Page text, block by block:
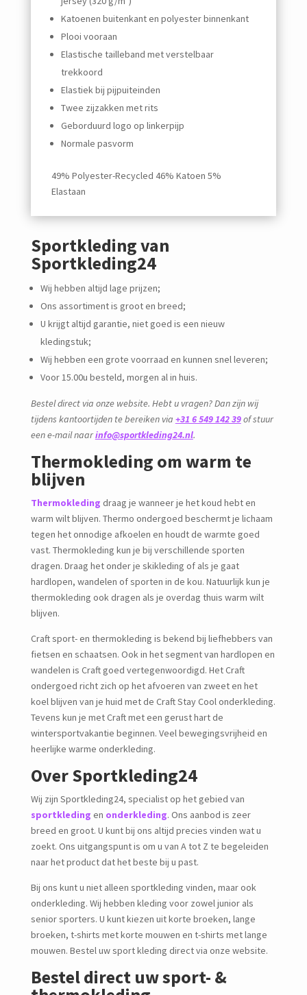
Katoenen buitenkant en polyester binnenkant
Plooi vooraan
Elastische tailleband met verstelbaar
trekkoord
Elastiek bij pijpuiteinden
Twee zijzakken met rits
Geborduurd logo op linkerpijp
Normale pasvorm
49% Polyester-Recycled 46% Katoen 5%
Elastaan
Sportkleding van
Sportkleding24
Wij hebben altijd lage prijzen;
Ons assortiment is groot en breed;
U krijgt altijd garantie, niet goed is een nieuw
kledingstuk;
Wij hebben een grote voorraad en kunnen snel leveren;
Voor 15.00u besteld, morgen al in huis.
Bestel direct via onze website. Hebt u vragen? Dan zijn wij
tijdens kantoortijden te bereiken via +31 6 549 142 39of stuur
een e-mail naarinfo@sportkleding24.nl.
Thermokleding om warm te
blijven
Thermokleding draag je wanneer je het koud hebt en
warm wilt blijven. Thermo ondergoed beschermt je lichaam
tegen het onnodige afkoelen en houdt de warmte goed
vast. Thermokleding kun je bij verschillende sporten
dragen. Draag het onder je skikleding of als je gaat
hardlopen, wandelen of sporten in de kou. Natuurlijk kun je
thermokleding ook dragen als je overdag thuis warm wilt
blijven.
Craft sport- en thermokleding is bekend bij liefhebbers van
fietsen en schaatsen. Ook in het segment van hardlopen en
wandelen is Craft goed vertegenwoordigd. Het Craft
ondergoed richt zich op het afvoeren van zweet en het
koel blijven van je huid met de Craft Stay Cool onderkleding.
Tevens kun je met Craft met een gerust hart de
wintersportvakantie beginnen. Veel bewegingsvrijheid en
heerlijke warme onderkleding.
Over Sportkleding24
Wij zijn Sportkleding24, specialist op het gebied van
sportkleding en onderkleding. Ons aanbod is zeer
breed en groot. U kunt bij ons altijd precies vinden wat u
zoekt. Ons uitgangspunt is om u van A tot Z te begeleiden
naar het product dat het beste bij u past.
Bij ons kunt u niet alleen sportkleding vinden, maar ook
onderkleding. Wij hebben kleding voor zowel junior als
senior sporters. U kunt kiezen uit korte broeken, lange
broeken, t-shirts met korte mouwen en t-shirts met lange
mouwen. Bestel uw sport kleding direct via onze website.
Bestel direct uw sport- &